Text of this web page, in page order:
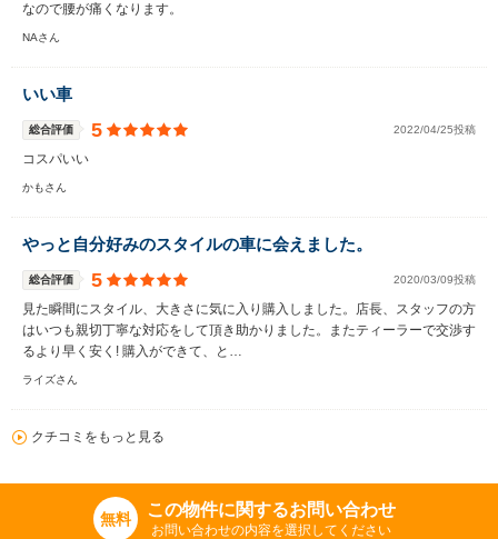
なので腰が痛くなります。
NAさん
いい車
総合評価 5 2022/04/25投稿
コスパいい
かもさん
やっと自分好みのスタイルの車に会えました。
総合評価 5 2020/03/09投稿
見た瞬間にスタイル、大きさに気に入り購入しました。店長、スタッフの方
はいつも親切丁寧な対応をして頂き助かりました。またティーラーで交渉す
るより早く安く! 購入ができて、と…
ライズさん
クチコミをもっと見る
無料 この物件に関するお問い合わせ
お問い合わせの内容を選択してください